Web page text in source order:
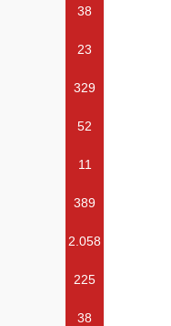
38
23
329
52
11
389
2.058
225
38